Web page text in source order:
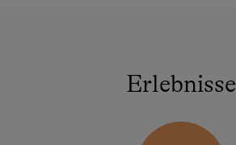
Erlebnisse